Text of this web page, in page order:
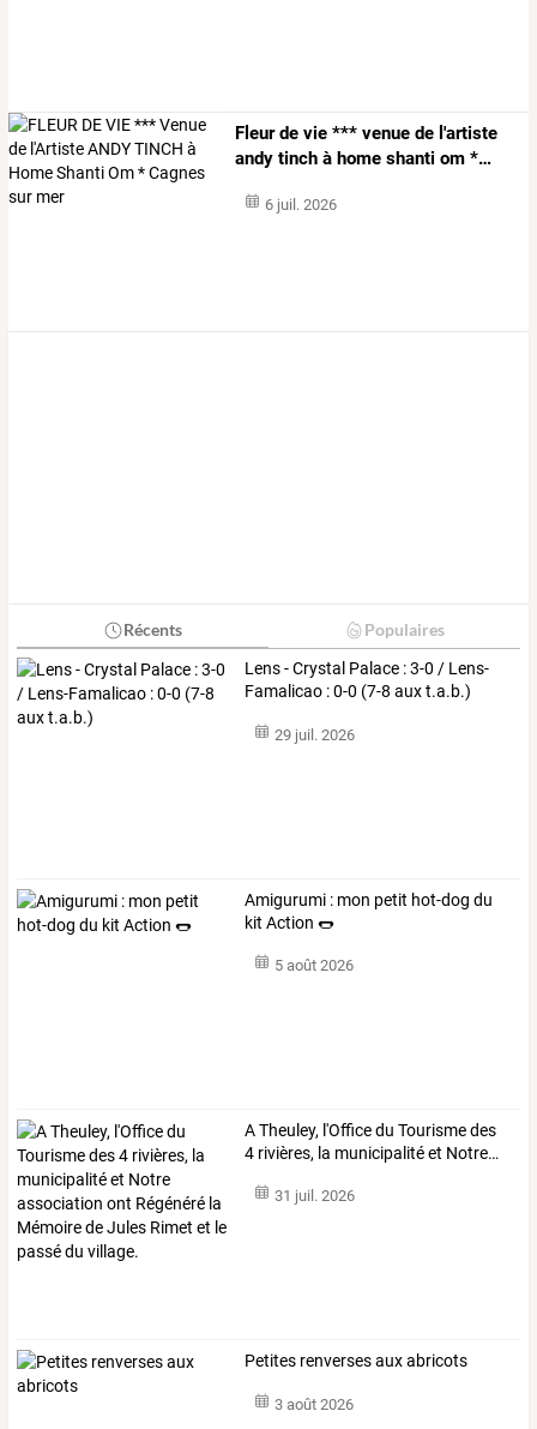
Fleurde vie *** venue de l'artiste
andy tinch à home shanti om *…
6 juil. 2026
Récents Populaires
Lens - Crystal Palace : 3-0 / Lens-
Famalicao : 0-0 (7-8 aux t.a.b.)
29 juil. 2026
Amigurumi : mon petit hot-dog du
kit Action 🌭
5 août 2026
ATheuley, l'Officedu Tourismedes
4 rivières, la municipalitéet Notre…
31 juil. 2026
Petites renverses aux abricots
3 août 2026